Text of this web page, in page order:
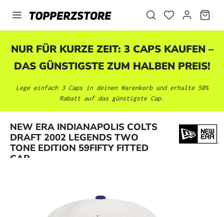
springen
NUR FÜR KURZE ZEIT: 3 CAPS KAUFEN –
DAS GÜNSTIGSTE ZUM HALBEN PREIS!
Lege einfach 3 Caps in deinen Warenkorb und erhalte 50%
Rabatt auf das günstigste Cap.
NEW ERA INDIANAPOLIS COLTS
DRAFT 2002 LEGENDS TWO
TONE EDITION 59FIFTY FITTED
CAP
Bildergalerie überspringen